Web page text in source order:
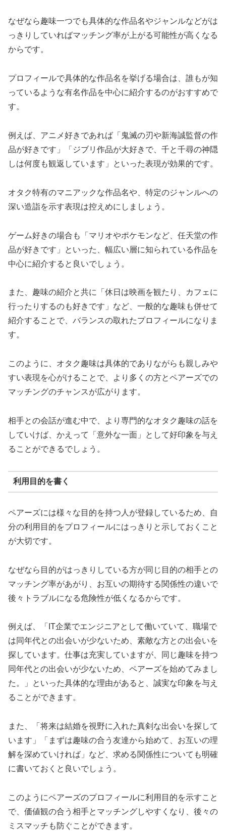
なぜなら趣味一つでも具体的な作品名やジャンルなどがは
っきりしていればマッチング率が上がる可能性が高くなる
からです。
プロフィールで具体的な作品名を挙げる場合は、誰もが知
っているような有名作品を中心に紹介するのがおすすめで
す。
例えば、アニメ好きであれば「鬼滅の刃や新海誠監督の作
品が好きです」「ジブリ作品が大好きで、千と千尋の神隠
しは何度も観返しています」といった表現が効果的です。
オタク特有のマニアックな作品名や、特定のジャンルへの
深い造詣を示す表現は控えめにしましょう。
ゲーム好きの場合も「マリオやポケモンなど、任天堂の作
品が好きです」といった、幅広い層に知られている作品を
中心に紹介すると良いでしょう。
また、趣味の紹介と共に「休日は映画を観たり、カフェに
行ったりするのも好きです」など、一般的な趣味も併せて
紹介することで、バランスの取れたプロフィールになりま
す。
このように、オタク趣味は具体的でありながらも親しみや
すい表現を心がけることで、より多くの方とペアーズでの
マッチングのチャンスが広がります。
相手との会話が進む中で、より専門的なオタク趣味の話を
していけば、かえって「意外な一面」として好印象を与え
ることができるでしょう。
利用目的を書く
ペアーズには様々な目的を持つ人が登録しているため、自
分の利用目的をプロフィールにはっきりと示しておくこと
が大切です。
なぜなら目的がはっきりしている方が同じ目的の相手との
マッチング率があがり、お互いの期待する関係性の違いで
後々トラブルになる危険性が低くなるからです。
例えば、「IT企業でエンジニアとして働いていて、職場で
は同年代との出会いが少ないため、素敵な方との出会いを
探しています。仕事は充実していますが、同じ趣味を持つ
同年代との出会いが少ないため、ペアーズを始めてみまし
た。」といった具体的な理由があると、誠実な印象を与え
ることができます。
また、「将来は結婚を視野に入れた真剣な出会いを探して
います」「まずは趣味の合う友達から始めて、お互いの理
解を深めていければ」など、求める関係性についても明確
に書いておくと良いでしょう。
このようにペアーズのプロフィールに利用目的を示すこと
で、価値観の合う相手とマッチングしやすくなり、後々の
ミスマッチも防ぐことができます。